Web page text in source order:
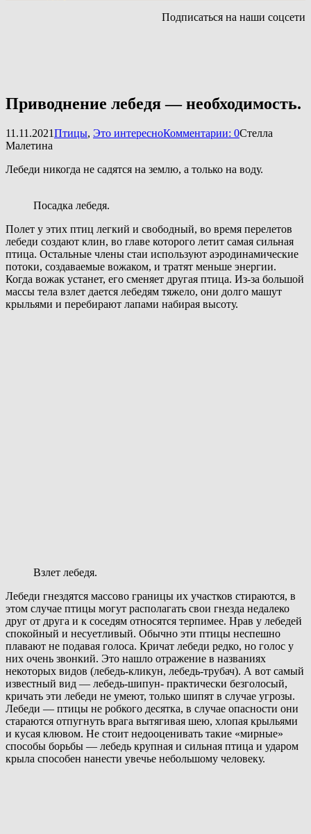
Подписаться на наши соцсети
Приводнение лебедя — необходимость.
11.11.2021Птицы, Это интересноКомментарии: 0Стелла
Малетина
Лебеди никогда не садятся на землю, а только на воду.
Посадка лебедя.
Полет у этих птиц легкий и свободный, во время перелетов
лебеди создают клин, во главе которого летит самая сильная
птица. Остальные члены стаи используют аэродинамические
потоки, создаваемые вожаком, и тратят меньше энергии.
Когда вожак устанет, его сменяет другая птица. Из-за большой
массы тела взлет дается лебедям тяжело, они долго машут
крыльями и перебирают лапами набирая высоту.
Взлет лебедя.
Лебеди гнездятся массово границы их участков стираются, в
этом случае птицы могут располагать свои гнезда недалеко
друг от друга и к соседям относятся терпимее. Нрав у лебедей
спокойный и несуетливый. Обычно эти птицы неспешно
плавают не подавая голоса. Кричат лебеди редко, но голос у
них очень звонкий. Это нашло отражение в названиях
некоторых видов (лебедь-кликун, лебедь-трубач). А вот самый
известный вид — лебедь-шипун- практически безголосый,
кричать эти лебеди не умеют, только шипят в случае угрозы.
Лебеди — птицы не робкого десятка, в случае опасности они
стараются отпугнуть врага вытягивая шею, хлопая крыльями
и кусая клювом. Не стоит недооценивать такие «мирные»
способы борьбы — лебедь крупная и сильная птица и ударом
крыла способен нанести увечье небольшому человеку.